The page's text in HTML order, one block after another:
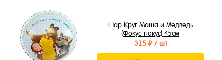
Шар Круг Маша и Медведь
(Фокус-покус) 45см
315 ₽/ шт